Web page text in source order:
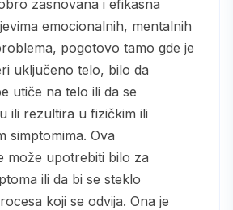
zasnovana i efikasna
emocionalnih, mentalnih
pogotovo tamo gde je
uključeno telo, bilo da
utiče na telo ili da se
ili rezultira u fizičkim ili
simptomima. Ova
može upotrebiti bilo za
ili da bi se steklo
koji se odvija. Ona je